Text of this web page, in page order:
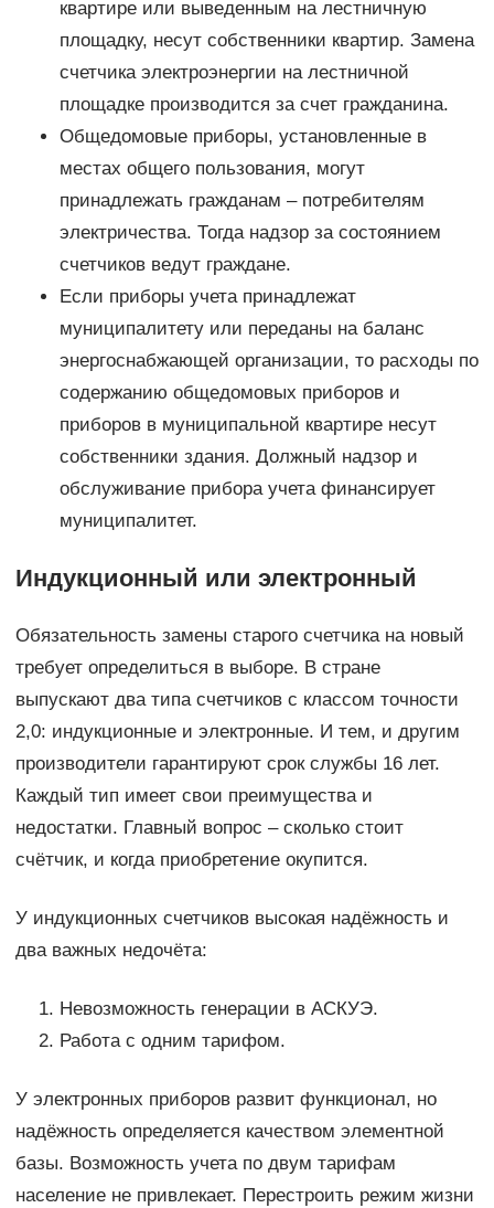
квартире или выведенным на лестничную
площадку, несут собственники квартир. Замена
счетчика электроэнергии на лестничной
площадке производится за счет гражданина.
Общедомовые приборы, установленные в
местах общего пользования, могут
принадлежать гражданам – потребителям
электричества. Тогда надзор за состоянием
счетчиков ведут граждане.
Если приборы учета принадлежат
муниципалитету или переданы на баланс
энергоснабжающей организации, то расходы по
содержанию общедомовых приборов и
приборов в муниципальной квартире несут
собственники здания. Должный надзор и
обслуживание прибора учета финансирует
муниципалитет.
Индукционный или электронный
Обязательность замены старого счетчика на новый
требует определиться в выборе. В стране
выпускают два типа счетчиков с классом точности
2,0: индукционные и электронные. И тем, и другим
производители гарантируют срок службы 16 лет.
Каждый тип имеет свои преимущества и
недостатки. Главный вопрос – сколько стоит
счётчик, и когда приобретение окупится.
У индукционных счетчиков высокая надёжность и
два важных недочёта:
Невозможность генерации в АСКУЭ.
Работа с одним тарифом.
У электронных приборов развит функционал, но
надёжность определяется качеством элементной
базы. Возможность учета по двум тарифам
население не привлекает. Перестроить режим жизни